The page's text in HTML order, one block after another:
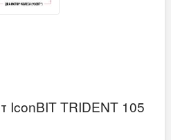
IconBIT TRIDENT 105